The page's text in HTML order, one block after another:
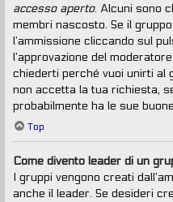
accesso aperto. Alcuni sono
membri nascosto. Se il
l’ammissione cliccando sul
l’approvazione del
chiederti perché vuoi unirti al
non accetta la tua richiesta,
probabilmente ha le sue
Top
Come divento leader di un
I gruppi vengono creati
anche il leader. Se desideri